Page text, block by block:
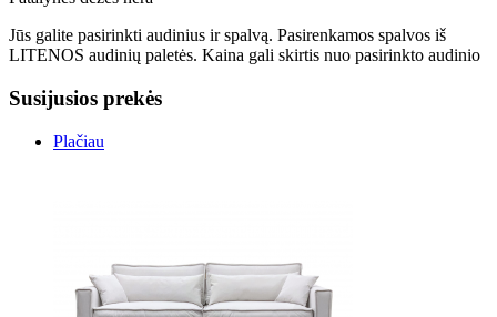
Jūs galite pasirinkti audinius ir spalvą. Pasirenkamos spalvos iš
LITENOS audinių paletės. Kaina gali skirtis nuo pasirinkto audinio
Susijusios prekės
Plačiau